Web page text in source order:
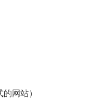
网站）